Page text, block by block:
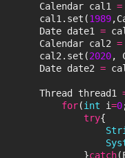
Calendar cal1 =
cal1.set(1989
Date date1 =
Calendar cal2 =
cal2.set(2020,
Date date2 =
Thread thread1
for(int i=0
try{
}catch